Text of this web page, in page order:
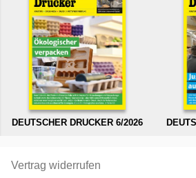
DEUTSCHER DRUCKER 6/2026
Vertrag widerrufen